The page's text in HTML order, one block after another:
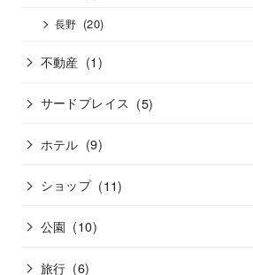
長野 (20)
不動産 (1)
サードプレイス (5)
ホテル (9)
ショップ (11)
公園 (10)
旅行 (6)